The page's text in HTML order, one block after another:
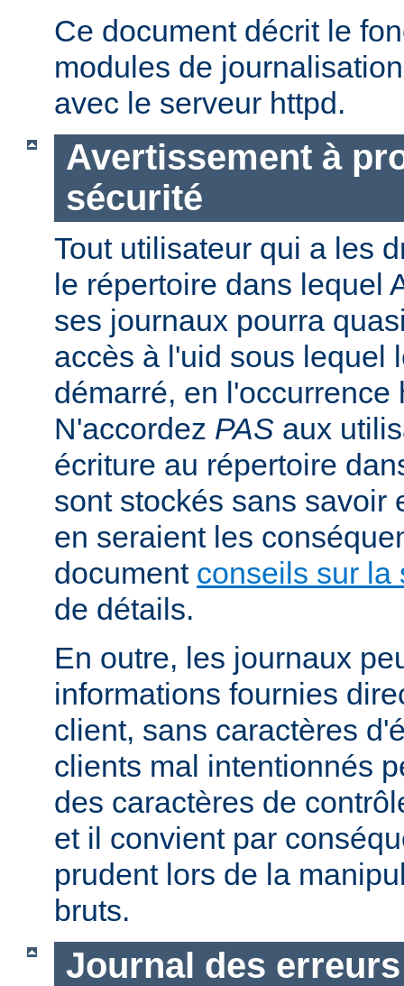
Ce document décrit le
modules de
avec le serveur httpd.
Avertissement à
sécurité
Tout utilisateur qui a les
le répertoire dans lequel
ses journaux pourra
accès à l'uid sous lequel
démarré, en
N'accordez PAS aux
écriture au répertoire
sont stockés sans savoir
en seraient les
document conseils sur la
de détails.
En outre, les journaux
informations fournies
client, sans caractères
clients mal intentionnés
des caractères de
et il convient par
prudent lors de la
bruts.
Journal des erreurs